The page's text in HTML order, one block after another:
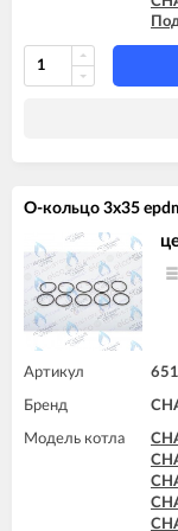
О-кольцо 3x35
Артикул
Бренд
Модель котла